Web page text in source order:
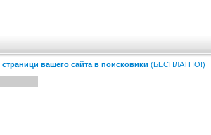
вашего сайта в поисковики (БЕСПЛАТНО!)